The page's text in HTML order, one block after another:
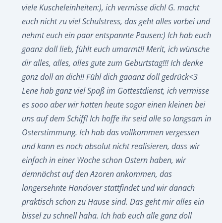
viele Kuscheleinheiten:), ich vermisse dich! G. macht
euch nicht zu viel Schulstress, das geht alles vorbei und
nehmt euch ein paar entspannte Pausen:) Ich hab euch
gaanz doll lieb, fühlt euch umarmt!! Merit, ich wünsche
dir alles, alles, alles gute zum Geburtstag!!! Ich denke
ganz doll an dich!! Fühl dich gaaanz doll gedrück<3
Lene hab ganz viel Spaß im Gottestdienst, ich vermisse
es sooo aber wir hatten heute sogar einen kleinen bei
uns auf dem Schiff! Ich hoffe ihr seid alle so langsam in
Osterstimmung. Ich hab das vollkommen vergessen
und kann es noch absolut nicht realisieren, dass wir
einfach in einer Woche schon Ostern haben, wir
demnächst auf den Azoren ankommen, das
langersehnte Handover stattfindet und wir danach
praktisch schon zu Hause sind. Das geht mir alles ein
bissel zu schnell haha. Ich hab euch alle ganz doll